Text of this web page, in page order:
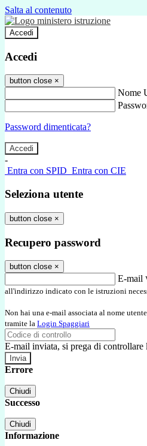
Salta al contenuto
Accedi
Accedi
button close ×
Nome
Password dimenticata?
-
Entra con SPID Entra con CIE
Seleziona utente
button close ×
Recupero password
button close ×
E-mail
all'indirizzo indicato con le istruzioni
Non hai una e-mail associata al nome
tramite la Login Spaggiari
E-mail inviata, si prega di controllare
Errore
Chiudi
Successo
Chiudi
Informazione